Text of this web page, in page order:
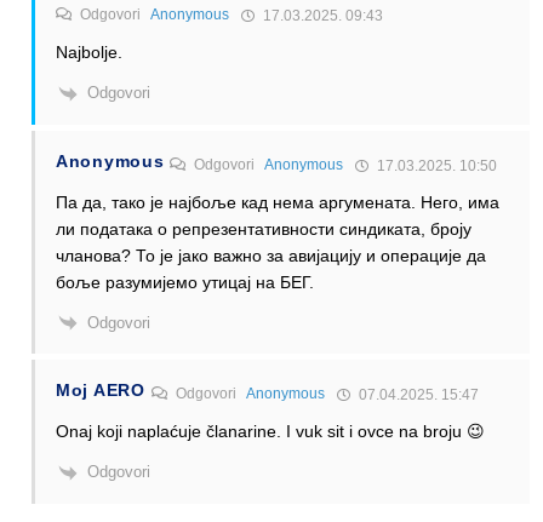
Odgovori Anonymous 17.03.2025. 09:43
Najbolje.
Odgovori
Anonymous OdgovoriAnonymous 17.03.2025. 10:50
Па да, тако је најбоље кад нема аргумената. Него, има
ли података о репрезентативности синдиката, броју
чланова? То је јако важно за авијацију и операције да
боље разумијемо утицај на БЕГ.
Odgovori
Moj AERO Odgovori Anonymous 07.04.2025. 15:47
Onaj koji naplaćuje članarine. I vuk sit i ovce na broju 😉
Odgovori